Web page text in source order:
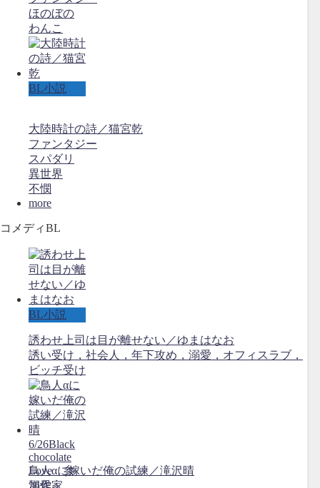
ほのぼの
わんこ
BL小説
大陸時計の詩／猫宮乾
ファンタジー
スパダリ
異世界
不憫
more
コメディBL
BL小説
誘わせ上司は目が離せない／ゆまはなお
誘い受け，社会人，年下攻め，溺愛，オフィスラブ，
ビッチ受け
6/26Black
chocolate
Love 参
加作家
鳥人αに嫁いだ俺の試練／滝沢晴
溺愛